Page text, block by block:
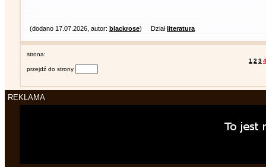
(dodano 17.07.2026, autor: blackrose) Działliteratura
strona:
1 2 34
przejdź do strony
REKLAMA